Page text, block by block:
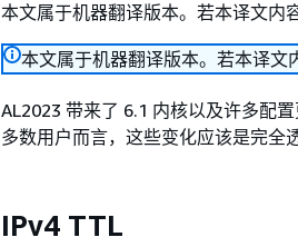
本文属于机器翻译版本。若本译文内
本文属于机器翻译版本。若本译文
AL2023 带来了 6.1 内核以及许多配
多数用户而言，这些变化应该是完全
IPv4 TTL